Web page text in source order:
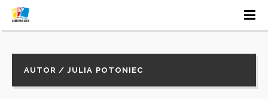
AUTOR / JULIA POTONIEC